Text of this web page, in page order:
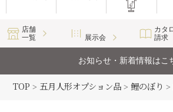
店舗
一覧
展示会
カタ
請求
お知らせ・新着情報はこ
TOP > 五月人形オプション品 >鯉のぼり >